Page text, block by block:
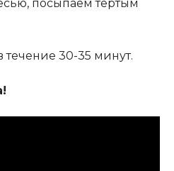
посыпаем тертым
30-35 минут.